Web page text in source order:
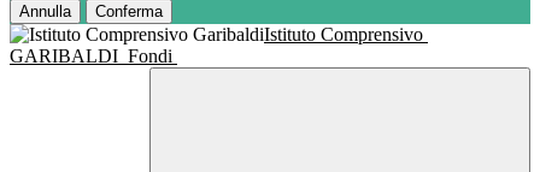
Annulla Conferma
Istituto Comprensivo
GARIBALDI Fondi